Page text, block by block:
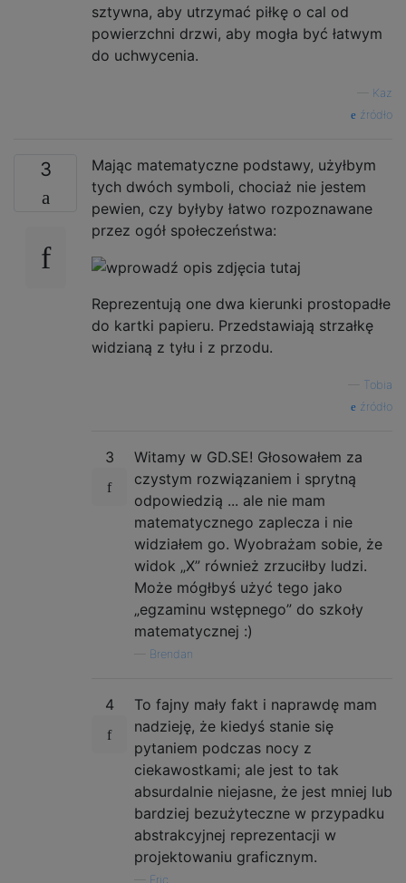
sztywna, aby utrzymać piłkę o cal od
powierzchni drzwi, aby mogła być łatwym
do uchwycenia.
Kaz
źródło
3
Mając matematyczne podstawy, użyłbym
tych dwóch symboli, chociaż nie jestem
pewien, czy byłyby łatwo rozpoznawane
przez ogół społeczeństwa:
Reprezentują one dwa kierunki prostopadłe
do kartki papieru. Przedstawiają strzałkę
widzianą z tyłu i z przodu.
Tobia
źródło
3
Witamy w GD.SE! Głosowałem za
czystym rozwiązaniem i sprytną
odpowiedzią ... ale nie mam
matematycznego zaplecza i nie
widziałem go. Wyobrażam sobie, że
widok „X” również zrzuciłby ludzi.
Może mógłbyś użyć tego jako
„egzaminu wstępnego” do szkoły
matematycznej :)
Brendan
4
To fajny mały fakt i naprawdę mam
nadzieję, że kiedyś stanie się
pytaniem podczas nocy z
ciekawostkami; ale jest to tak
absurdalnie niejasne, że jest mniej lub
bardziej bezużyteczne w przypadku
abstrakcyjnej reprezentacji w
projektowaniu graficznym.
Eric